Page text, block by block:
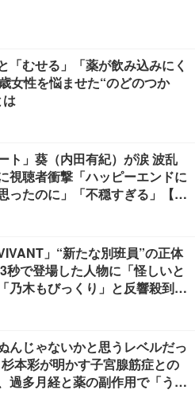
「むせる」「薬が飲み込みにく
女性を悩ませた“のどのつか
は
ト」葵（内田有紀）が涙 波乱
視聴者衝撃「ハッピーエンドに
ったのに」「不穏すぎる」【ネ
」“新たな別班員”の正体
秒で登場した人物に「怪しいと
乃木もびっくり」と反響殺到
んじゃないかと思うレベルだっ
本彩が明かす子宮腺筋症との
過多月経と薬の副作用で「うつ